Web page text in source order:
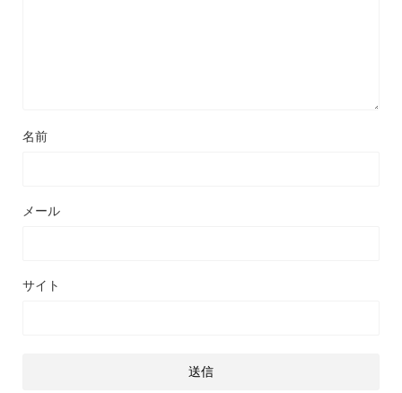
名前
メール
サイト